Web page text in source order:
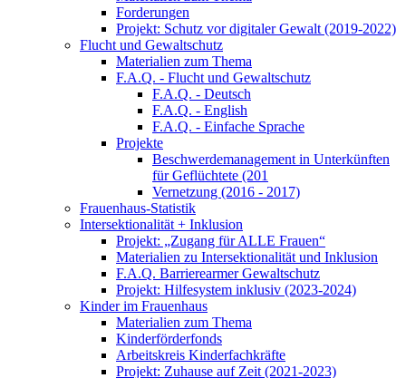
Forderungen
Projekt: Schutz vor digitaler Gewalt (2019-2022)
Flucht und Gewaltschutz
Materialien zum Thema
F.A.Q. - Flucht und Gewaltschutz
F.A.Q. - Deutsch
F.A.Q. - English
F.A.Q. - Einfache Sprache
Projekte
Beschwerdemanagement in Unterkünften
für Geflüchtete (201
Vernetzung (2016 - 2017)
Frauenhaus-Statistik
Intersektionalität + Inklusion
Projekt: „Zugang für ALLE Frauen“
Materialien zu Intersektionalität und Inklusion
F.A.Q. Barrierearmer Gewaltschutz
Projekt: Hilfesystem inklusiv (2023-2024)
Kinder im Frauenhaus
Materialien zum Thema
Kinderförderfonds
Arbeitskreis Kinderfachkräfte
Projekt: Zuhause auf Zeit (2021-2023)